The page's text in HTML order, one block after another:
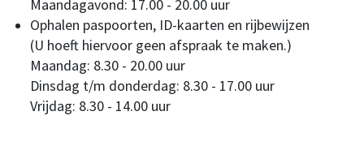
Maandagavond: 17.00 - 20.00 uur
Ophalen paspoorten, ID-kaarten en rijbewijzen
(U hoeft hiervoor geen afspraak te maken.)
Maandag: 8.30 - 20.00 uur
Dinsdag t/m donderdag: 8.30 - 17.00 uur
Vrijdag: 8.30 - 14.00 uur